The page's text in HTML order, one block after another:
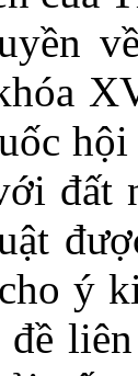
đất
ý
đề